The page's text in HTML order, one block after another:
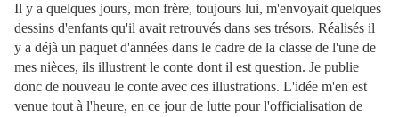
Il y a quelques jours, mon frère, toujours lui, m'envoyait quelques
dessins d'enfants qu'il avait retrouvés dans ses trésors. Réalisés il
y a déjà un paquet d'années dans le cadre de la classe de l'une de
mes nièces, ils illustrent le conte dont il est question. Je publie
donc de nouveau le conte avec ces illustrations. L'idée m'en est
venue tout à l'heure, en ce jour de lutte pour l'officialisation de